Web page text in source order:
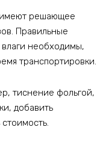
имеют решающее
Правильные
влаги необходимы,
транспортировки.
тиснение фольгой,
добавить